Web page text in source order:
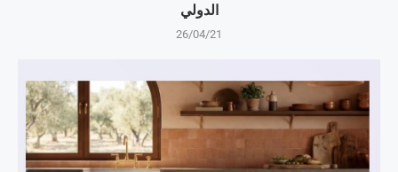
الدولي
26/04/21